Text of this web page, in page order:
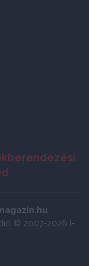
© 2007-2026 I-